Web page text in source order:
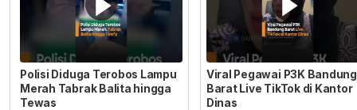
Polisi Diduga Terobos Lampu
Merah Tabrak Balita hingga
Tewas
Viral Pegawai P3K Bandung
Barat Live TikTok di Kantor
Dinas